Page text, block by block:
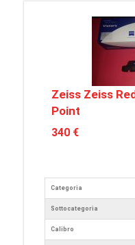
Zeiss Zeiss
Point
340 €
Categoria
Sottocategoria
Calibro